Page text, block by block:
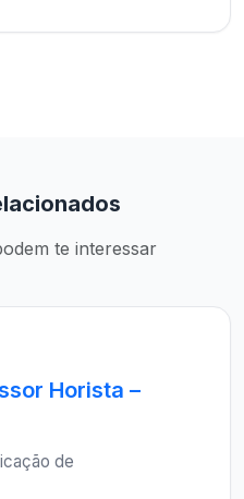
te interessar
Horista –
de